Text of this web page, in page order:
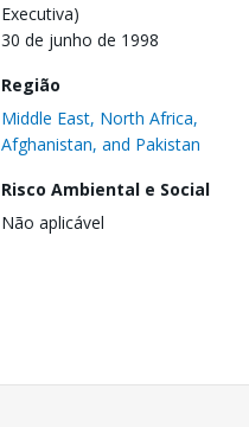
Executiva)
30 de junho de 1998
Região
Middle East, North Africa,
Afghanistan, and Pakistan
Risco Ambiental e Social
Não aplicável